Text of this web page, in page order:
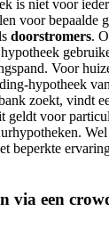
is niet voor
voor bepaalde
doorstromers.
Voor
hypotheek
zoekt, vindt
geldt voor
beperkte
via een